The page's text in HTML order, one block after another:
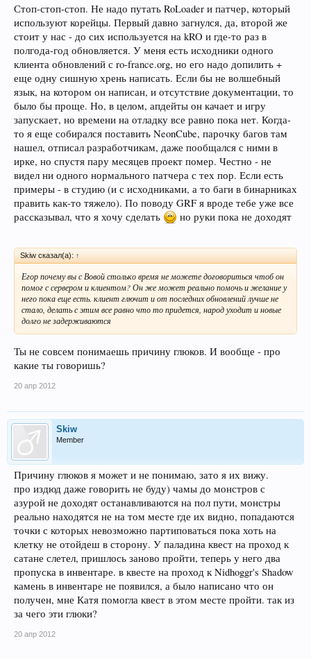
нет. если они работают прекрасно, в любой винде, в линуксе и на маке под
У меня на работе 486ой ноут с 96 года работает не выключаясь
принимая метеосводки. Никому в голову не приходит его менять или что-
то обновлять ибо оно работает и быстро и пусть дальше работает,
пока в харде подшипники не сотрутся или конденсаторы не высохнут.
Так же и тут, сменят корейцы формат grf - тогда и думать об
апдейтах патчеров надо. Но вот сакрай на помойку.
Насчет data и rdata я согласен ибо появляется возможность делать лайт
клиент, как у всех серверов с небольшим количеством кастомов, а значит
народ, сидящий на всяких 3G может без напряга качать. То же палитры
в отдельный grf, то же отдельный grf c местными изменениями.
Ускоряет обновление в разы и всего 4 грф в клиенте.
Это последнее сообщение на тему клиента, больше уже повторяться не
буду.
Стоп-стоп-стоп. Не надо путать RoLoader и патчер, который
используют корейцы. Первый давно загнулся, да, второй же
стоит у нас - до сих используется на kRO и где-то раз в
полгода-год обновляется. У меня есть исходники одного
клиента обновлений с ro-france.org, но его надо допилить +
еще одну сишную хрень написать. Если бы не волшебный
язык, на котором он написан, и отсутствие документации, то
было бы проще. Но, в целом, апдейты он качает и игру
запускает, но времени на отладку все равно пока нет. Когда-
то я еще собирался поставить NeonCube, парочку багов там
нашел, отписал разработчикам, даже пообщался с ними в
ирке, но спустя пару месяцев проект помер. Честно - не
видел ни одного нормального патчера с тех пор. Если есть
примеры - в студию (и с исходниками, а то баги в бинарниках
править как-то тяжело). По поводу GRF я вроде тебе уже все
рассказывал, что я хочу сделать
но руки пока не доходят
Skiw сказал(а): ↑
Егор почему вы с Вовой столько время не можете договориться чтоб он
помог с сервером и клиентом? Он же может реально помочь и желание у
него пока еще есть. клиент глючит и от последних обновлений лучше не
стало, делать с этим все равно что то придется, народ уходит и новые
долго не задерживаются
Ты не совсем понимаешь причину глюков. И вообще - про
какие ты говоришь?
20 апр 2012
Skiw
Member
Причину глюков я может и не понимаю, зато я их вижу.
про издюд даже говорить не буду) чамы до монстров с
азурой не доходят останавливаются на пол пути, монстры
реально находятся не на том месте где их видно, попадаются
точки с которых невозможно партиповаться пока хоть на
клетку не отойдеш в сторону. У паладина квест на проход к
сатане слетел, пришлось заново пройти, теперь у него два
пропуска в инвентаре. в квесте на проход к Nidhoggr's Shadow
камень в инвентаре не появился, а было написано что он
получен, мне Катя помогла квест в этом месте пройти. так из
за чего эти глюки?
20 апр 2012